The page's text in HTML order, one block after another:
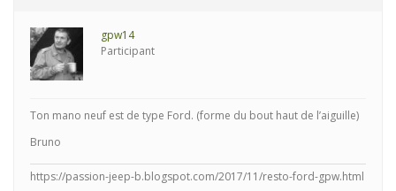
gpw14
Participant
Ton mano neuf est de type Ford. (forme du bout haut de l’aiguille)
Bruno
https://passion-jeep-b.blogspot.com/2017/11/resto-ford-gpw.html